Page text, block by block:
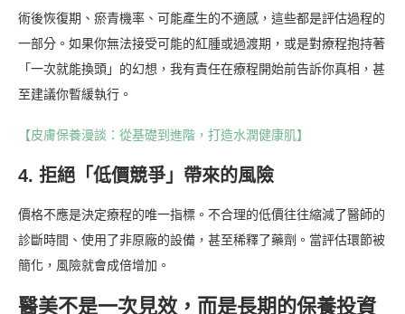
術後恢復期、瘀青機率、可能產生的不適感，這些都是評估過程的
一部分。如果你無法接受可能的紅腫或過渡期，或是對療程抱持著
「一次就能換頭」的幻想，我有責任在療程開始前告訴你真相，甚
至建議你暫緩執行。
【皮膚保養漫談：從基礎到進階，打造水潤健康肌】
4. 拒絕「低價競爭」帶來的風險
價格不應是決定療程的唯一指標。不合理的低價往往縮減了醫師的
診斷時間、使用了非原廠的設備，甚至稀釋了藥劑。當評估環節被
簡化，風險就會成倍增加。
醫美不是一次見效，而是長期的保養投資